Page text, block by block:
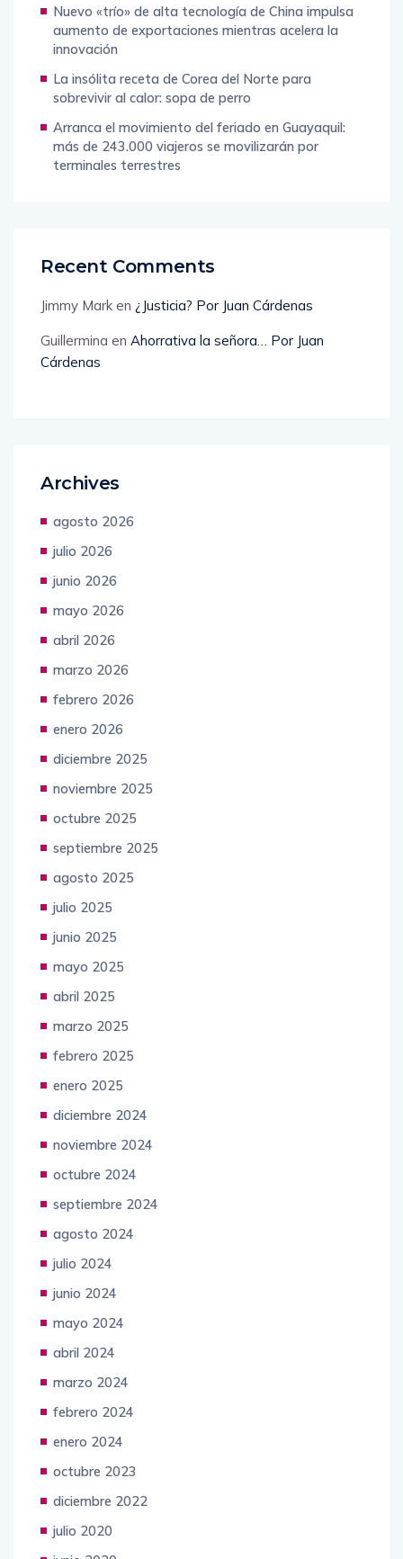
Nuevo «trío» de alta tecnología de China impulsa
aumento de exportaciones mientras acelera la
innovación
La insólita receta de Corea del Norte para
sobrevivir al calor: sopa de perro
Arranca el movimiento del feriado en Guayaquil:
más de 243.000 viajeros se movilizarán por
terminales terrestres
Recent Comments
Jimmy Mark en ¿Justicia? Por Juan Cárdenas
Guillermina en Ahorrativa la señora… Por Juan
Cárdenas
Archives
agosto 2026
julio 2026
junio 2026
mayo 2026
abril 2026
marzo 2026
febrero 2026
enero 2026
diciembre 2025
noviembre 2025
octubre 2025
septiembre 2025
agosto 2025
julio 2025
junio 2025
mayo 2025
abril 2025
marzo 2025
febrero 2025
enero 2025
diciembre 2024
noviembre 2024
octubre 2024
septiembre 2024
agosto 2024
julio 2024
junio 2024
mayo 2024
abril 2024
marzo 2024
febrero 2024
enero 2024
octubre 2023
diciembre 2022
julio 2020